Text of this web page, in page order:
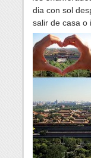
dia con sol
salir de casa o